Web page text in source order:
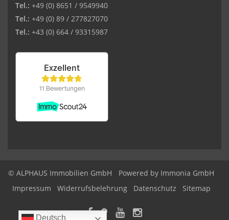
Deutsch
Deutsch
Deutsch
Deutsch
Tel.: +49 (0) 8651 / 9549940
Tel.: +49 (0) 89 / 277827070
Tel.: +43 (0) 664 / 93315987
© ALPHAUS Immobilien GmbH
Powered by Immonia GmbH
Impressum
Widerrufsbelehrung Datenschutz Sitemap